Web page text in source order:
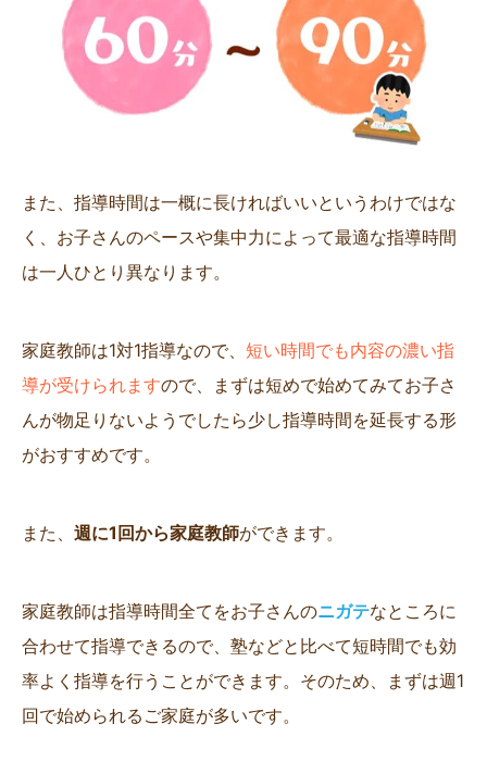
また、指導時間は一概に長ければいいというわけではな
く、お子さんのペースや集中力によって最適な指導時間
は一人ひとり異なります。
家庭教師は1対1指導なので、 短い時間でも内容の濃い指
導が受けられますので、まずは短めで始めてみてお子さ
んが物足りないようでしたら少し指導時間を延長する形
がおすすめです。
また、 週に1回から家庭教師ができます。
家庭教師は指導時間全てをお子さんのニガテなところに
合わせて指導できるので、塾などと比べて短時間でも効
率よく指導を行うことができます。そのため、まずは週1
回で始められるご家庭が多いです。